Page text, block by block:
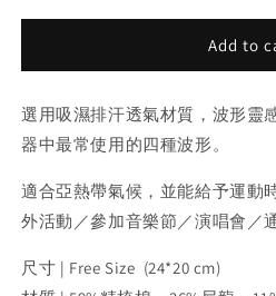
for
波
吸
濕
汗
運
動
襪
for
Twinkle
波
吸
濕
汗
運
動
Add to
選用吸濕排汗透氣材質，波形靈
器中最常使用的四種波形。
適合亞熱帶氣候，並能給予運動
外活動／參加音樂節／演唱會／
尺寸 | Free Size (24*20 cm)